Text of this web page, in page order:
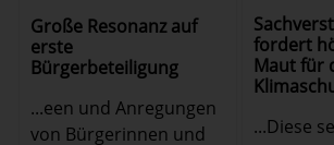
Große Resonanz auf
erste
Bürgerbeteiligung
...een und Anregungen
von Bürgerinnen und
fordert
Maut für
...Diese